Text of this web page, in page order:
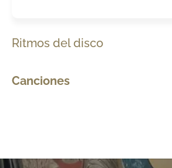
Ritmos del disco
Canciones